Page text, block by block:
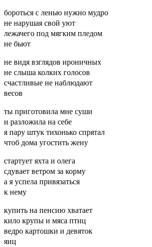
бороться с ленью нужно мудро
не нарушая свой уют
лежачего под мягким пледом
не бьют
не видя взглядов ироничных
не слыша колких голосов
счастливые не наблюдают
весов
ты приготовила мне суши
и разложила на себе
я пару штук тихонько спрятал
чтоб дома угостить жену
стартует яхта и олега
сдувает ветром за корму
а я успела привязаться
к нему
купить на пенсию хватает
кило крупы и мяса птиц
ведро картошки и девяток
яиц